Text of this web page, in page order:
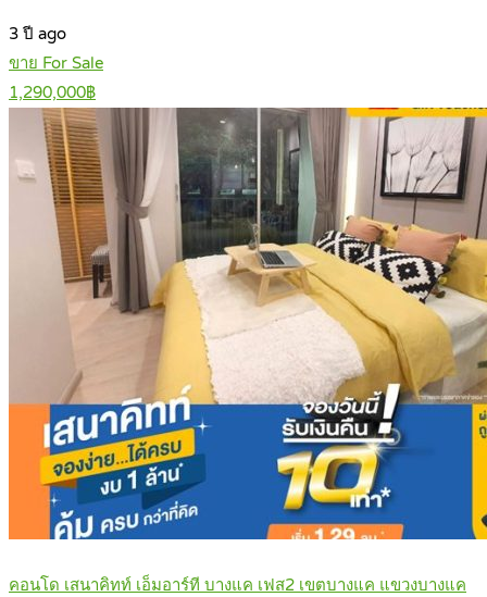
3 ปี ago
ขาย For Sale
1,290,000฿
คอนโด เสนาคิทท์ เอ็มอาร์ที บางแค เฟส2 เขตบางแค แขวงบางแค